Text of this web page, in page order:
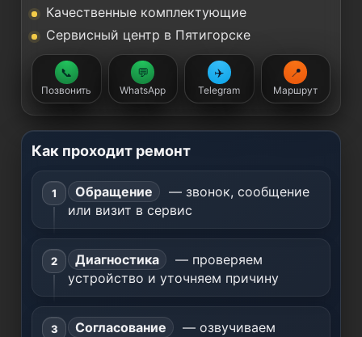
Качественные комплектующие
Сервисный центр в Пятигорске
📞
Позвонить
💬
WhatsApp
✈️
Telegram
📍
Маршрут
Как проходит ремонт
Обращение
— звонок, сообщение
или визит в сервис
Диагностика
— проверяем
устройство и уточняем причину
Согласование
— озвучиваем